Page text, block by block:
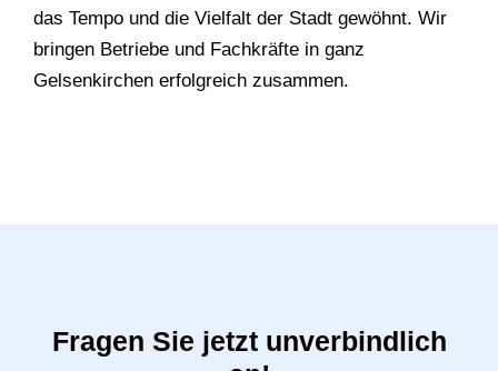
das Tempo und die Vielfalt der Stadt gewöhnt. Wir
bringen Betriebe und Fachkräfte in ganz
Gelsenkirchen erfolgreich zusammen.
Fragen Sie jetzt unverbindlich